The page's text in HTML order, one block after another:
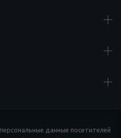
данные посетителей